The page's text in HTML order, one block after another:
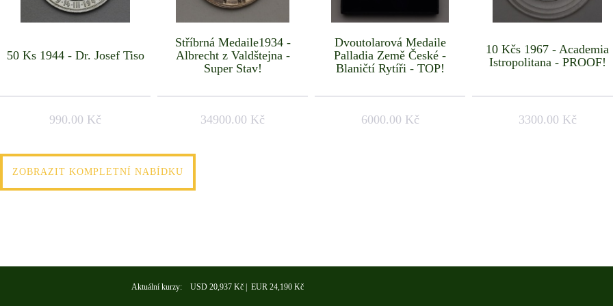
50 Ks 1944 - Dr. Josef Tiso
990.00 Kč
Stříbrná Medaile1934 -
Albrecht z Valdštejna -
Super Stav!
34900.00 Kč
Dvoutolarová Medaile
Palladia Země České -
Blaničtí Rytíři - TOP!
6000.00 Kč
10 Kčs 1967 - Academia
Istropolitana - PROOF!
3300.00 Kč
ZOBRAZIT KOMPLETNÍ NABÍDKU
Aktuální kurzy: USD 20,937 Kč | EUR 24,190 Kč